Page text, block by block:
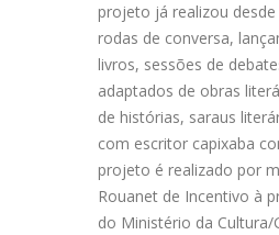
projeto já realizou desde
rodas de conversa,
livros, sessões de
adaptados de obras
de histórias, saraus
com escritor capixaba
projeto é realizado por
Rouanet de Incentivo à
do Ministério da Cultura/